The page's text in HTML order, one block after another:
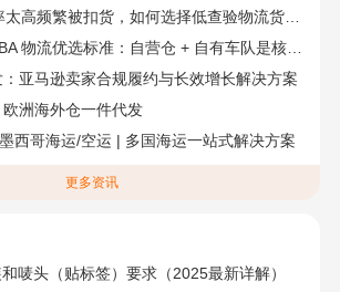
高频繁被扣货，如何选择低查验物流货代？
流优选标准：自营仓 + 自有车队是核心硬指标
亚马逊卖家合规履约与长效增长解决方案
洲海外仓一件代发
西哥海运/空运 | 多国海运一站式解决方案
更多资讯
唛头（贴标签）要求（2025最新详解）